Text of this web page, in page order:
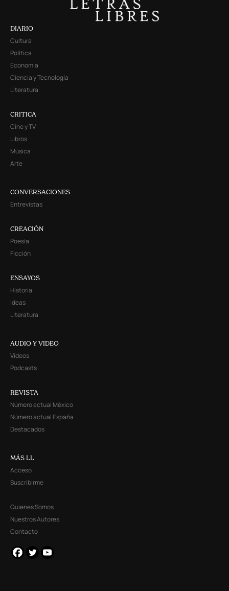
DIARIO
Cultura
Política
Economía
Ciencia y Tecnología
Literatura
CRITICA
Cine y TV
Libros
Música
Arte
CONVERSACIONES
Entrevistas
CREACIÓN
Poesía
Ficción
ENSAYOS
Historia
Ideas
Literatura
AUDIO Y VIDEO
Videos
Podcasts
REVISTA
Número actual México
Número actual España
Destacados
MÁS LL
Acceso
Suscribirme
Quienes Somos
Nuestros Autores
Contacto